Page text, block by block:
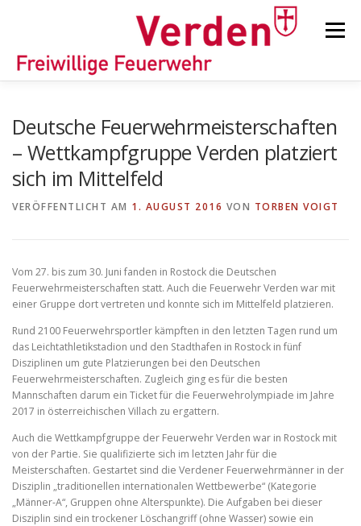
Menü
ORTSFEUERWEHREN
TIPPS/TRICKS
Deutsche Feuerwehrmeisterschaften
– Wettkampfgruppe Verden platziert
sich im Mittelfeld
VERÖFFENTLICHT AM 1. AUGUST 2016 VON TORBEN VOIGT
Vom 27. bis zum 30. Juni fanden in Rostock die Deutschen
Feuerwehrmeisterschaften statt. Auch die Feuerwehr Verden war mit
einer Gruppe dort vertreten und konnte sich im Mittelfeld platzieren.
Rund 2100 Feuerwehrsportler kämpften in den letzten Tagen rund um
das Leichtathletikstadion und den Stadthafen in Rostock in fünf
Disziplinen um gute Platzierungen bei den Deutschen
Feuerwehrmeisterschaften. Zugleich ging es für die besten
Mannschaften darum ein Ticket für die Feuerwehrolympiade im Jahre
2017 in österreichischen Villach zu ergattern.
Auch die Wettkampfgruppe der Feuerwehr Verden war in Rostock mit
von der Partie. Sie qualifizierte sich im letzten Jahr für die
Meisterschaften. Gestartet sind die Verdener Feuerwehrmänner in der
Disziplin „traditionellen internationalen Wettbewerbe“ (Kategorie
„Männer-A“, Gruppen ohne Alterspunkte). Die Aufgaben bei dieser
Disziplin sind ein trockener Löschangriff (ohne Wasser) sowie ein